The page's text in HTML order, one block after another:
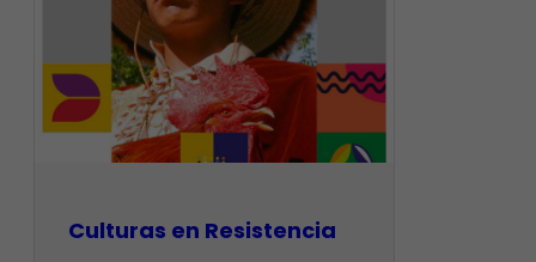
Culturas en Resistencia